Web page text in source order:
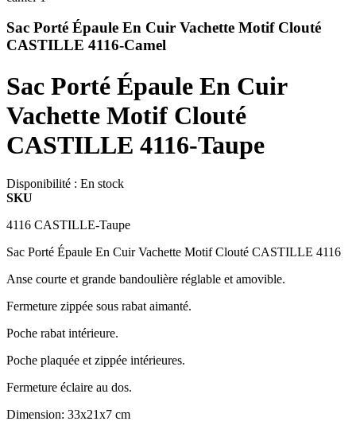
Sac Porté Épaule En Cuir Vachette Motif Clouté
CASTILLE 4116-Camel
Sac Porté Épaule En Cuir
Vachette Motif Clouté
CASTILLE 4116-Taupe
Disponibilité : En stock
SKU
4116 CASTILLE-Taupe
Sac Porté Épaule En Cuir Vachette Motif Clouté CASTILLE 4116
Anse courte et grande bandoulière réglable et amovible.
Fermeture zippée sous rabat aimanté.
Poche rabat intérieure.
Poche plaquée et zippée intérieures.
Fermeture éclaire au dos.
Dimension: 33x21x7 cm